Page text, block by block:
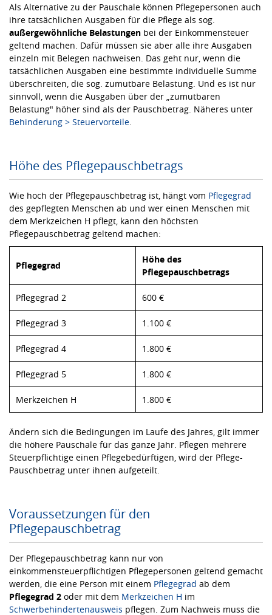
Als Alternative zu der Pauschale können Pflegepersonen auch
ihre tatsächlichen Ausgaben für die Pflege als sog.
außergewöhnliche Belastungen bei der Einkommensteuer
geltend machen. Dafür müssen sie aber alle ihre Ausgaben
einzeln mit Belegen nachweisen. Das geht nur, wenn die
tatsächlichen Ausgaben eine bestimmte individuelle Summe
überschreiten, die sog. zumutbare Belastung. Und es ist nur
sinnvoll, wenn die Ausgaben über der „zumutbaren
Belastung" höher sind als der Pauschbetrag. Näheres unter
Behinderung > Steuervorteile
Höhe des Pflegepauschbetrags
Wie hoch der Pflegepauschbetrag ist, hängt vom Pflegegrad
des gepflegten Menschen ab und wer einen Menschen mit
dem Merkzeichen H pflegt, kann den höchsten
Pflegepauschbetrag geltend machen:
Pflegegrad
Höhe des
Pflegepauschbetrags
Pflegegrad 2 600 €
Pflegegrad 3 1.100 €
Pflegegrad 4 1.800 €
Pflegegrad 5 1.800 €
Merkzeichen H 1.800 €
Ändern sich die Bedingungen im Laufe des Jahres, gilt immer
die höhere Pauschale für das ganze Jahr. Pflegen mehrere
Steuerpflichtige einen Pflegebedürftigen, wird der Pflege-
Pauschbetrag unter ihnen aufgeteilt.
Voraussetzungen für den
Pflegepauschbetrag
Der Pflegepauschbetrag kann nur von
einkommensteuerpflichtigen Pflegepersonen geltend gemacht
werden, die eine Person mit einem Pflegegrad ab dem
Pflegegrad 2 oder mit dem Merkzeichen H im
Schwerbehindertenausweis pflegen. Zum Nachweis muss die